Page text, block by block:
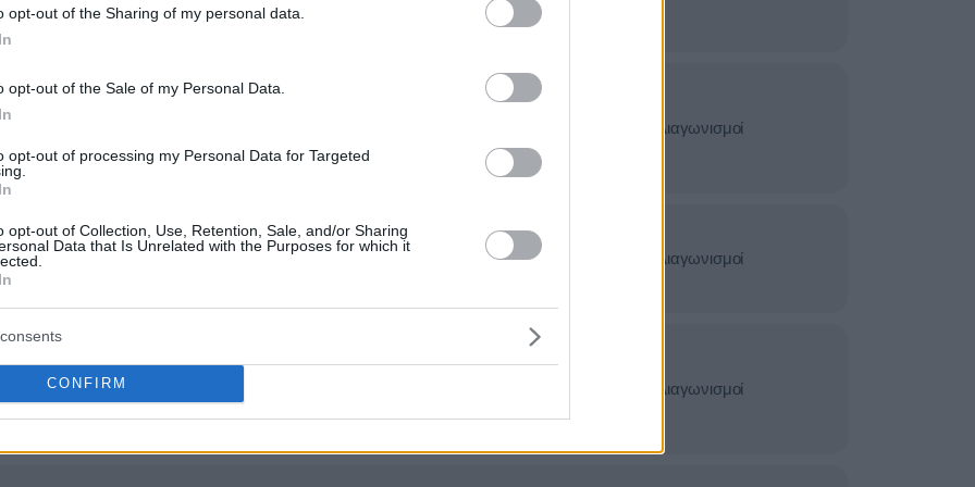
opt-out of the Sharing of my personal data.
opt-out of the Sale of my Personal Data.
opt-out of processing my Personal Data for Targeted
opt-out of Collection, Use, Retention, Sale, and/or Sharing
Data that Is Unrelated with the Purposes for which it
CONFIRM
Προιόντα - Εξοπλισμός
Υγεία - Νοσηλευτικές &
Προιόντα - Εξοπλισμός
Διαγωνισμοί
20/08/2026 254.026,00 €
Υγεία - Νοσηλευτικές &
Φαρμακευτικές Υπηρεσίες -
Διαγωνισμοί
01/10/2026
Υγεία - Νοσηλευτικές &
Διαγωνισμοί